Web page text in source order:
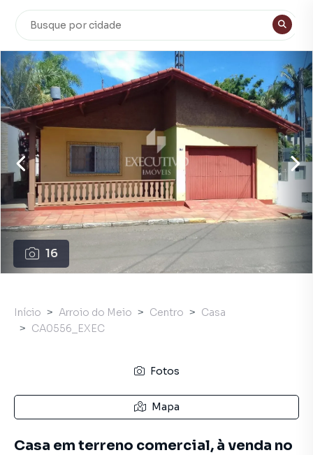
16
Início Arroio do Meio Centro
Casa
CA0556_EXEC
Fotos
Mapa
Casa em terreno comercial, à venda no